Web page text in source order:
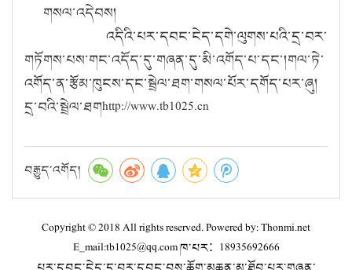
གསལ་འདེབས།
འདིའི་པར་དབང་ངེད་དགེ་ལུགས་པའི་དྲ་བར་
གཏོགས་པས་གང་འདོད་དུ་གཞན་དུ་མི་འགོད་པ་དང་།གལ་ཏེ་
འགོད་ན་རྩོམ་ཁུངས་དང་སྦྲེལ་ཐག་གསལ་པོར་དགོད་པར་ཞུ།
དྲ་བའི་སྦྲེལ་ཐགhttp://www.tb1025.cn
བརྒྱུད་འགོད།
Copyright © 2018 All rights reserved. Powered by: Thonmi.net
E_mail:tb1025@qq.com ཁ་པར：18935692666